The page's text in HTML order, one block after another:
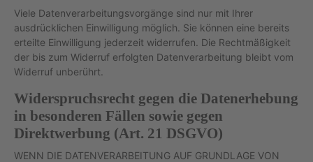
Viele Datenverarbeitungsvorgänge sind nur mit Ihrer
ausdrücklichen Einwilligung möglich. Sie können eine bereits
erteilte Einwilligung jederzeit widerrufen. Die Rechtmäßigkeit
der bis zum Widerruf erfolgten Datenverarbeitung bleibt vom
Widerruf unberührt.
Widerspruchsrecht gegen die Datenerhebung
in besonderen Fällen sowie gegen
Direktwerbung (Art. 21 DSGVO)
WENN DIE DATENVERARBEITUNG AUF GRUNDLAGE VON